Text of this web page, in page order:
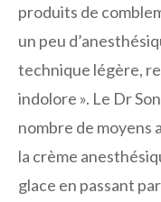
produits de
un peu
technique légère,
indolore ». Le Dr
nombre de moyens
la crème
glace en passant